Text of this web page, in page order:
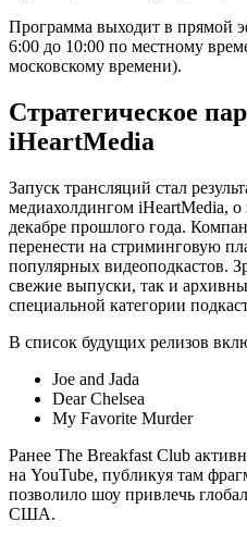
Программа выходит в прямой
6:00 до 10:00 по местному
московскому времени).
Стратегическое
iHeartMedia
Запуск трансляций стал
медиахолдингом iHeartMedia,
декабре прошлого года.
перенести на стриминговую
популярных видеоподкастов.
свежие выпуски, так и
специальной категории
В список будущих релизов
Joe and Jada
Dear Chelsea
My Favorite Murder
Ранее The Breakfast Club
на YouTube, публикуя там
позволило шоу привлечь
США.